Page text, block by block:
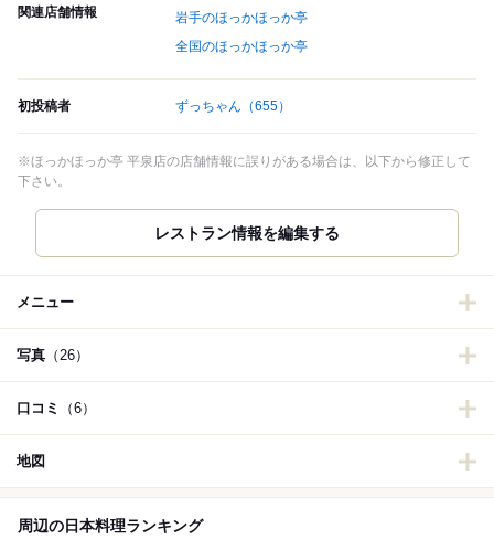
関連店舗情報
岩手のほっかほっか亭
全国のほっかほっか亭
初投稿者 ずっちゃん （655）
※ほっかほっか亭 平泉店の店舗情報に誤りがある場合は、以下から修正して
下さい。
レストラン情報を編集する
メニュー
写真 （26）
口コミ （6）
地図
周辺の日本料理ランキング